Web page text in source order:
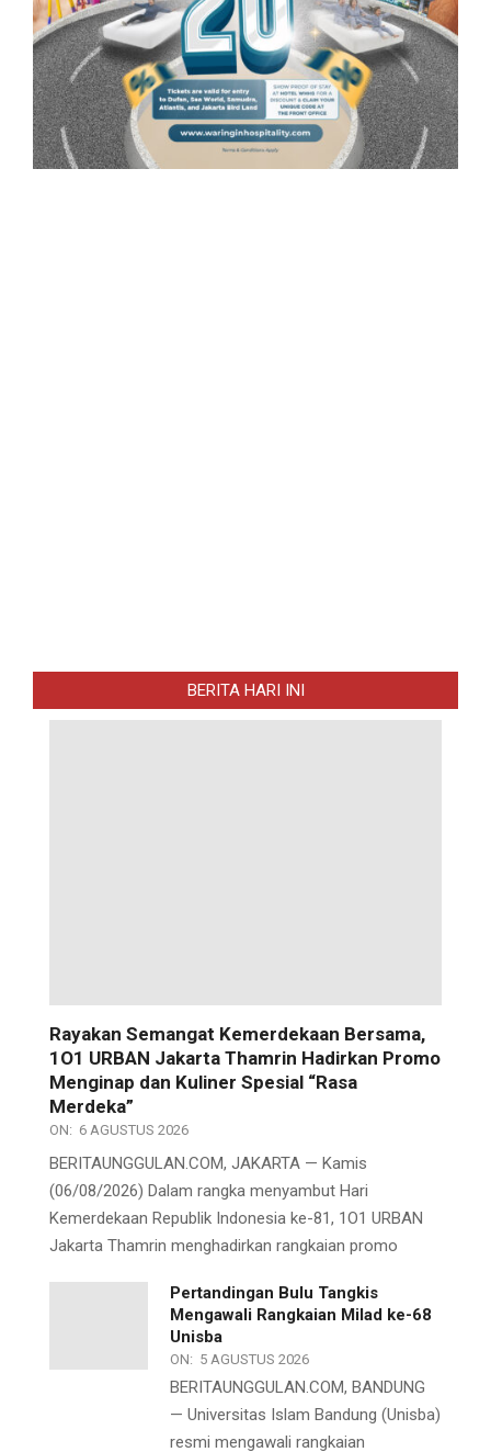
BERITA HARI INI
Rayakan Semangat Kemerdekaan Bersama,
1O1 URBAN Jakarta Thamrin Hadirkan Promo
Menginap dan Kuliner Spesial “Rasa
Merdeka”
ON: 6 AGUSTUS 2026
BERITAUNGGULAN.COM, JAKARTA — Kamis
(06/08/2026) Dalam rangka menyambut Hari
Kemerdekaan Republik Indonesia ke-81, 1O1 URBAN
Jakarta Thamrin menghadirkan rangkaian promo
Pertandingan Bulu Tangkis
Mengawali Rangkaian Milad ke-68
Unisba
ON: 5 AGUSTUS 2026
BERITAUNGGULAN.COM, BANDUNG
— Universitas Islam Bandung (Unisba)
resmi mengawali rangkaian